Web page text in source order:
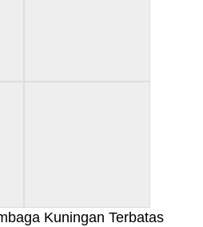
Kuningan Terbatas